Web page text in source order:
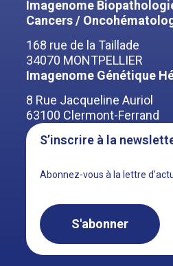
Imagenome
Cancers /
168 rue de la Taillade
34070 MONTPELLIER
Imagenome Génétique
8 Rue Jacqueline Auriol
63100 Clermont-Ferrand
S’inscrire à la
Abonnez-vous à la lettre
S'abonner